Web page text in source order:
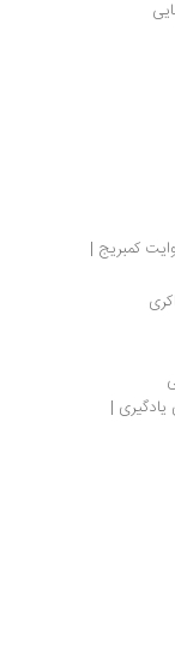
یادداشتی بر سلسله پهلوی و نیروهای مذهبی به‌روایت کمبریج |
درباره شیوه‌ی خوب آموختن و ۳۰ تدبیر عملی برای یادگیری |